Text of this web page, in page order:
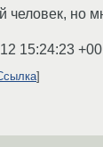
человек, но
15:24:23